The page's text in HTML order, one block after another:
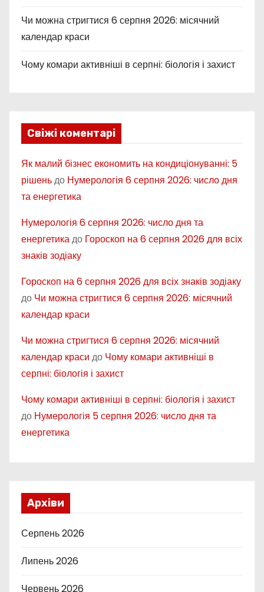
Чи можна стригтися 6 серпня 2026: місячний
календар краси
Чому комари активніші в серпні: біологія і захист
Свіжі коментарі
Як малий бізнес економить на кондиціонуванні: 5
рішеньдо Нумерологія 6 серпня 2026: число дня
та енергетика
Нумерологія 6 серпня 2026: число дня та
енергетикадо Гороскоп на 6 серпня 2026 для всіх
знаків зодіаку
Гороскоп на 6 серпня 2026 для всіх знаків зодіаку
до Чи можна стригтися 6 серпня 2026: місячний
календар краси
Чи можна стригтися 6 серпня 2026: місячний
календар краси до Чому комари активніші в
серпні: біологія і захист
Чому комари активніші в серпні: біологія і захист
до Нумерологія 5 серпня 2026: число дня та
енергетика
Архіви
Серпень 2026
Липень 2026
Червень 2026